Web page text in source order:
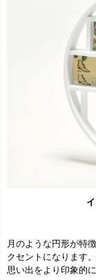
月のような円形が特
クセントになります
思い出をより印象的